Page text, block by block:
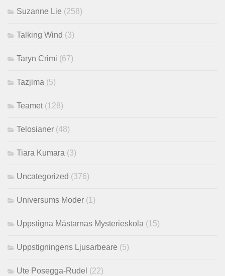
Suzanne Lie (258)
Talking Wind (3)
Taryn Crimi (67)
Tazjima (5)
Teamet (128)
Telosianer (48)
Tiara Kumara (3)
Uncategorized (376)
Universums Moder (1)
Uppstigna Mästarnas Mysterieskola (15)
Uppstigningens Ljusarbeare (5)
Ute Posegga-Rudel (22)